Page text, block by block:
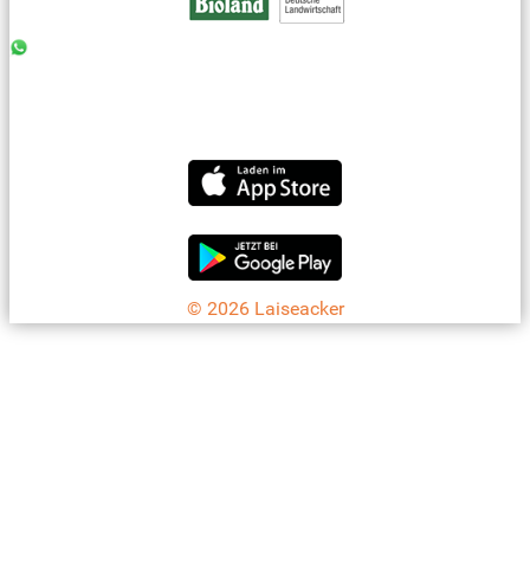
© 2026 Laiseacker